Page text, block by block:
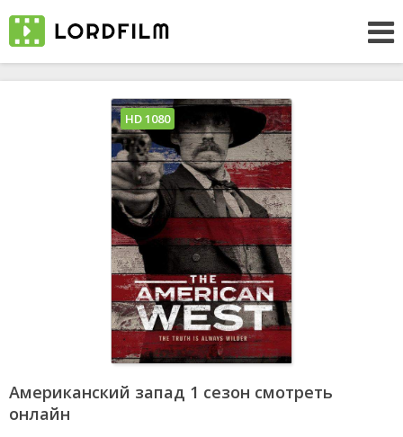
Американский запад 1 сезон смотреть
онлайн
HD 1080